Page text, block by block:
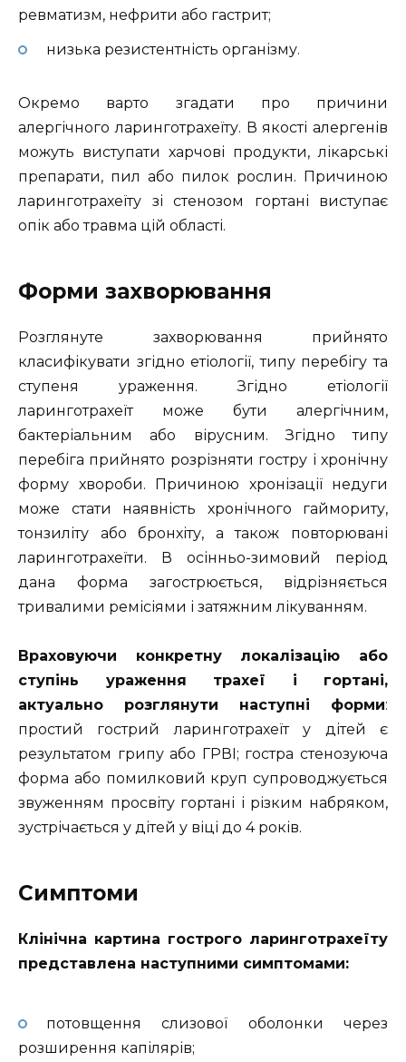
ревматизм, нефрити або гастрит;
низька резистентність організму.
Окремо варто згадати про причини
алергічного ларинготрахеїту. В якості алергенів
можуть виступати харчові продукти, лікарські
препарати, пил або пилок рослин. Причиною
ларинготрахеїту зі стенозом гортані виступає
опік або травма цій області.
Форми захворювання
Розглянуте захворювання прийнято
класифікувати згідно етіології, типу перебігу та
ступеня ураження. Згідно етіології
ларинготрахеїт може бути алергічним,
бактеріальним або вірусним. Згідно типу
перебіга прийнято розрізняти гостру і хронічну
форму хвороби. Причиною хронізації недуги
може стати наявність хронічного гаймориту,
тонзиліту або бронхіту, а також повторювані
ларинготрахеїти. В осінньо-зимовий період
дана форма загострюється, відрізняється
тривалими ремісіями і затяжним лікуванням.
Враховуючи конкретну локалізацію або
ступінь ураження трахеї і гортані,
актуально розглянути наступні форми:
простий гострий ларинготрахеїт у дітей є
результатом грипу або ГРВІ; гостра стенозуюча
форма або помилковий круп супроводжується
звуженням просвіту гортані і різким набряком,
зустрічається у дітей у віці до 4 років.
Симптоми
Клінічна картина гострого ларинготрахеїту
представлена наступними симптомами:
потовщення слизової оболонки через
розширення капілярів;